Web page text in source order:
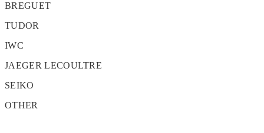
BREGUET
TUDOR
IWC
JAEGER LECOULTRE
SEIKO
OTHER